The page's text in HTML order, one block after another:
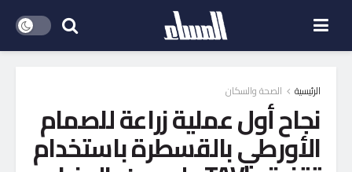
الرئيسية الصحة والسكان
نجاح أول عملية زراعة للصمام
الأورطي بالقسطرة باستخدام